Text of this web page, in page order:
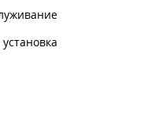
установка